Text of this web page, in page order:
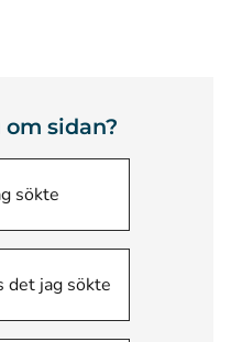
sidan?
sökte
det jag sökte